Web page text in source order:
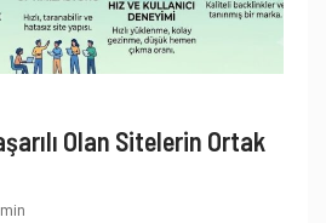
Olan Sitelerin Ortak